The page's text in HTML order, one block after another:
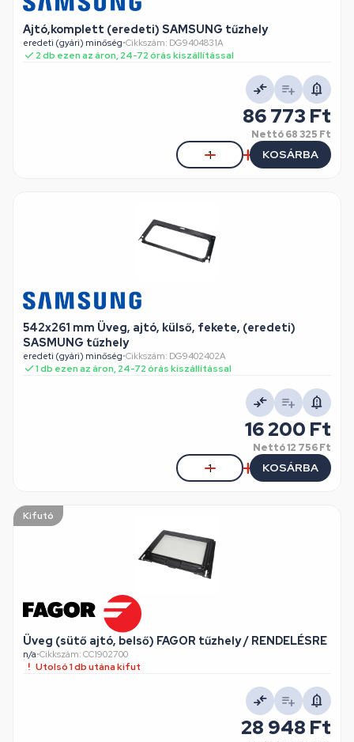
Ajtó,komplett (eredeti) SAMSUNG tűzhely
eredeti (gyári) minőség•Cikkszám: DG9404831A
2 db ezen az áron, 24-72 órás kiszállítással
86 773 Ft
Nettó68 325 Ft
KOSÁRBA
542x261 mm Üveg, ajtó, külső, fekete, (eredeti)
SASMUNG tűzhely
eredeti (gyári) minőség•Cikkszám: DG9402402A
1 db ezen az áron, 24-72 órás kiszállítással
16 200 Ft
Nettó12 756 Ft
KOSÁRBA
Kifutó
Üveg (sütő ajtó, belső) FAGOR tűzhely / RENDELÉSRE
n/a•Cikkszám: CC1902700
Utolsó 1 db utána kifut
28 948 Ft